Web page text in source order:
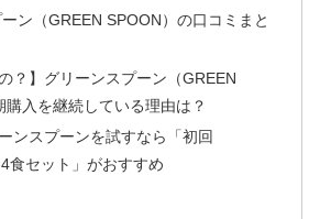
ン（GREEN SPOON）の口コミまと
？】グリーンスプーン（GREEN
購入を継続している理由は？
ンスプーンを試すなら「初回
食セット」がおすすめ